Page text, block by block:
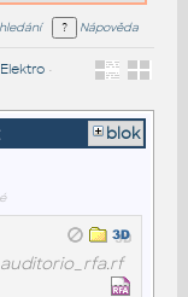
Nápověda
Elektro•
blok